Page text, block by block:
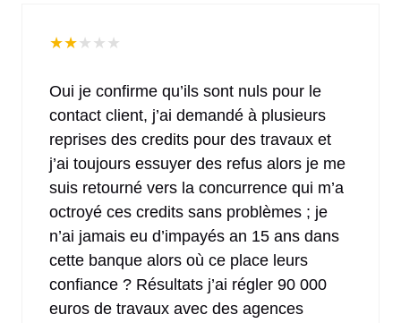
★★★ ★ ★
Oui je confirme qu’ils sont nuls pour le
contact client, j’ai demandé à plusieurs
reprises des credits pour des travaux et
j’ai toujours essuyer des refus alors je me
suis retourné vers la concurrence qui m’a
octroyé ces credits sans problèmes ; je
n’ai jamais eu d’impayés an 15 ans dans
cette banque alors où ce place leurs
confiance ? Résultats j’ai régler 90 000
euros de travaux avec des agences